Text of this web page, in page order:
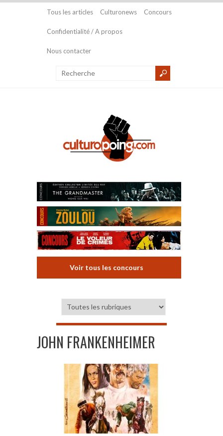
Tous les articles Culturonews Concours
Confidentialité / A propos
Nous contacter
Voir tous les concours
JOHN FRANKENHEIMER